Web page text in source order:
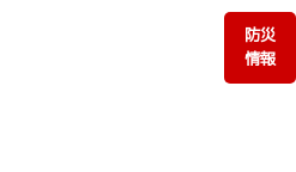
防災
情報